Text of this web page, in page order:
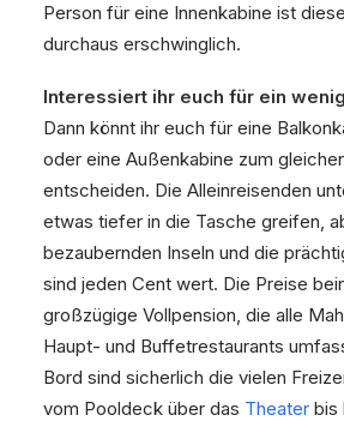
Person für eine Innenkabine ist
durchaus erschwinglich.
Interessiert ihr euch für ein
Dann könnt ihr euch für eine
oder eine Außenkabine zum
entscheiden. Die Alleinreisenden
etwas tiefer in die Tasche greifen,
bezaubernden Inseln und die
sind jeden Cent wert. Die Preise
großzügige Vollpension, die alle
Haupt- und Buffetrestaurants
Bord sind sicherlich die vielen
vom Pooldeck über das Theater bis